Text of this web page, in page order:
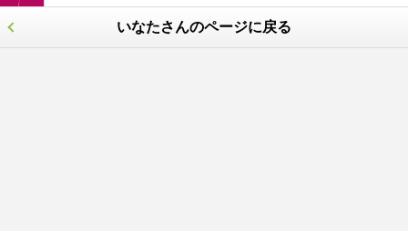
いなたさんのページに戻る